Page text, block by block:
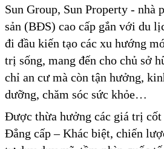
Sun Group, Sun Property - nhà
sản (BĐS) cao cấp gắn với du
đi đầu kiến tạo các xu hướng
trị sống, mang đến cho chủ sở
chỉ an cư mà còn tận hưởng,
dưỡng, chăm sóc sức khỏe…
Được thừa hưởng các giá trị
Đẳng cấp – Khác biệt, chiến